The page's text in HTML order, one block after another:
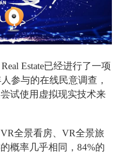
Estate已经进行了一项
参与的在线民意调查，
试使用虚拟现实技术来
全景看房、VR全景旅
概率几乎相同，84%的